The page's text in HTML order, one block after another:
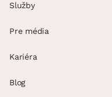
Služby
Pre média
Kariéra
Blog